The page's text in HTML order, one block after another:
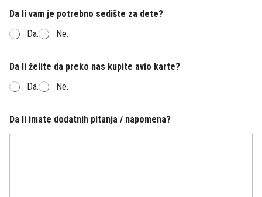
Da li vam je potrebno sedište za dete?
Da.
Ne.
Da li želite da preko nas kupite avio karte?
Da.
Ne.
Da li imate dodatnih pitanja / napomena?